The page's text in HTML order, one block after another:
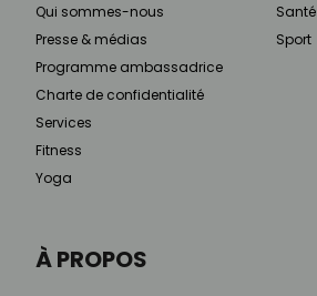
À PROPOS
Qui sommes-nous
Presse & médias
Programme ambassadrice
Charte de confidentialité
Services
Fitness
Yoga
Santé
Sport